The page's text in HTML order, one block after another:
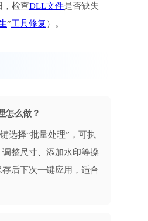
，检查DLL文件是否缺失
”工具修复 ）。
怎么做？
选择“批量处理”，可执
整尺寸、添加水印等操
后下次一键应用，适合